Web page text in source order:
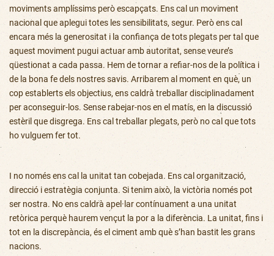
moviments amplíssims però escapçats. Ens cal un moviment
nacional que aplegui totes les sensibilitats, segur. Però ens cal
encara més la generositat i la confiança de tots plegats per tal que
aquest moviment pugui actuar amb autoritat, sense veure’s
qüestionat a cada passa. Hem de tornar a refiar-nos de la política i
de la bona fe dels nostres savis. Arribarem al moment en què, un
cop establerts els objectius, ens caldrà treballar disciplinadament
per aconseguir-los. Sense rabejar-nos en el matís, en la discussió
estèril que disgrega. Ens cal treballar plegats, però no cal que tots
ho vulguem fer tot.
I no només ens cal la unitat tan cobejada. Ens cal organització,
direcció i estratègia conjunta. Si tenim això, la victòria només pot
ser nostra. No ens caldrà apel·lar contínuament a una unitat
retòrica perquè haurem vençut la por a la diferència. La unitat, fins i
tot en la discrepància, és el ciment amb què s’han bastit les grans
nacions.